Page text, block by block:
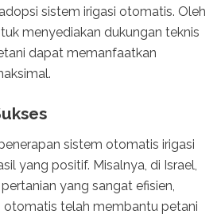
sistem irigasi otomatis. Oleh
menyediakan dukungan teknis
dapat memanfaatkan
sistem otomatis irigasi
yang positif. Misalnya, di Israel,
yang sangat efisien,
otomatis telah membantu petani